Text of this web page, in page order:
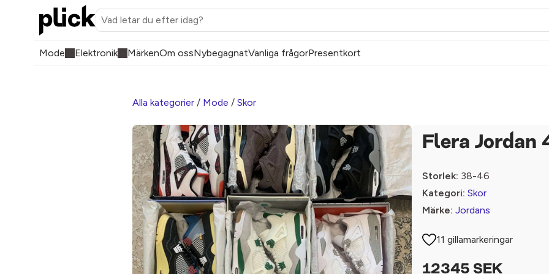
Mode Elektronik MärkenOm ossNybegagnatVanliga frågorPresentkort
Alla kategorier / Mode / Skor
Flera Jordan
Storlek: 38-46
Kategori: Skor
Märke: Jordans
11 gillamarkeringar
12345 SEK